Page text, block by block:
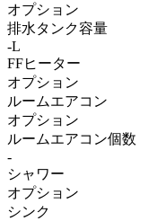
オプション
排水タンク容量
-L
FFヒーター
オプション
ルームエアコン
オプション
ルームエアコン個数
-
シャワー
オプション
シンク